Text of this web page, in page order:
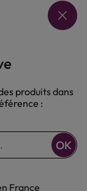
AVEC MODÉRATION.
produits dans
:
OK
France